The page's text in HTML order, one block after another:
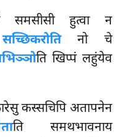
हुत्वा न
नो चे
ति खिप्पं लहुंयेव
कस्सचिपि अतापनेन
ति समथभावनाय